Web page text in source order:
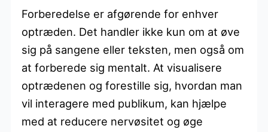
Forberedelse er afgørende for enhver
optræden. Det handler ikke kun om at øve
sig på sangene eller teksten, men også om
at forberede sig mentalt. At visualisere
optrædenen og forestille sig, hvordan man
vil interagere med publikum, kan hjælpe
med at reducere nervøsitet og øge